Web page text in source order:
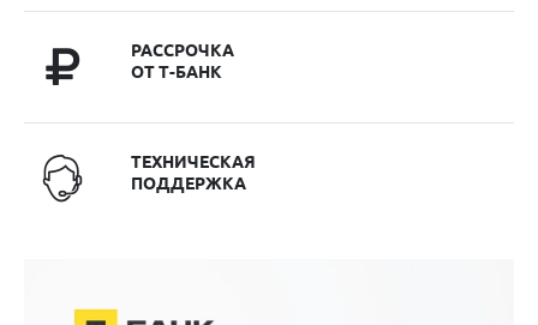
РАССРОЧКА
ОТ Т-БАНК
ТЕХНИЧЕСКАЯ
ПОДДЕРЖКА